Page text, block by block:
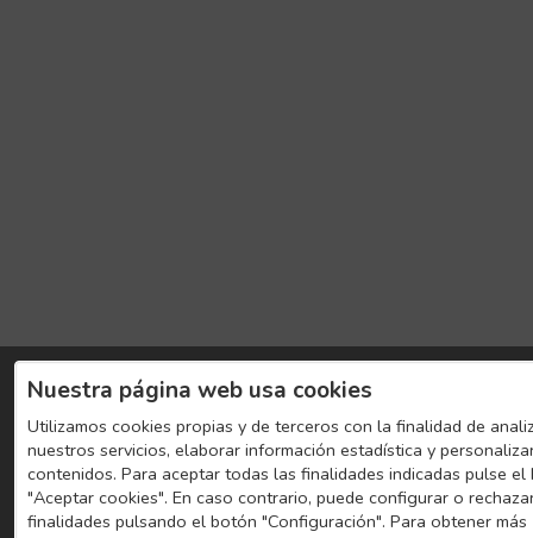
Nuestra página web usa cookies
Utilizamos cookies propias y de terceros con la finalidad de
nuestros servicios, elaborar información estadística y
contenidos. Para aceptar todas las finalidades indicadas pulse
"Aceptar cookies". En caso contrario, puede configurar o
finalidades pulsando el botón "Configuración". Para obtener más